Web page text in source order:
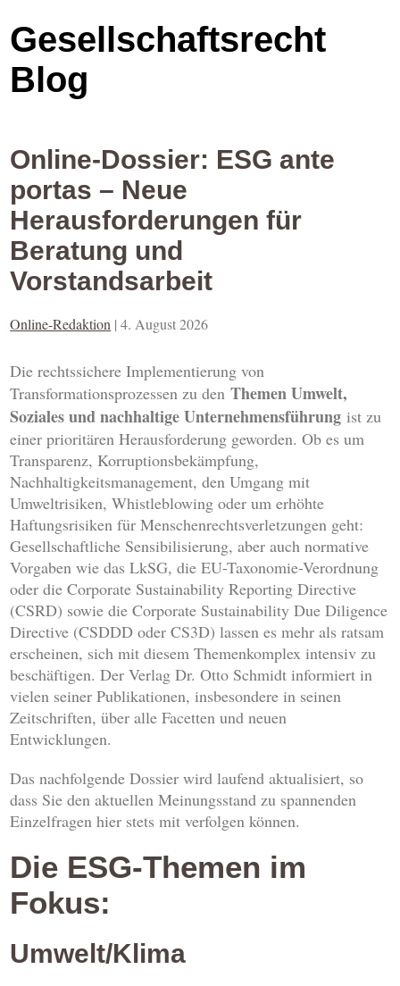
Gesellschaftsrecht
Blog
Online-Dossier: ESG ante
portas – Neue
Herausforderungen für
Beratung und
Vorstandsarbeit
Online-Redaktion |4. August 2026
Die rechtssichere Implementierung von
Transformationsprozessen zu denThemen Umwelt,
Soziales und nachhaltige Unternehmensführung ist zu
einer prioritären Herausforderung geworden. Ob es um
Transparenz, Korruptionsbekämpfung,
Nachhaltigkeitsmanagement, den Umgang mit
Umweltrisiken, Whistleblowing oder um erhöhte
Haftungsrisiken für Menschenrechtsverletzungen geht:
Gesellschaftliche Sensibilisierung, aber auch normative
Vorgaben wie das LkSG, die EU-Taxonomie-Verordnung
oder die Corporate Sustainability Reporting Directive
(CSRD) sowie die Corporate Sustainability Due Diligence
Directive (CSDDD oder CS3D) lassen es mehr als ratsam
erscheinen, sich mit diesem Themenkomplex intensiv zu
beschäftigen. Der Verlag Dr. Otto Schmidt informiert in
vielen seiner Publikationen, insbesondere in seinen
Zeitschriften, über alle Facetten und neuen
Entwicklungen.
Das nachfolgende Dossier wird laufend aktualisiert, so
dass Sie den aktuellen Meinungsstand zu spannenden
Einzelfragen hier stets mit verfolgen können.
Die ESG-Themen im
Fokus:
Umwelt/Klima